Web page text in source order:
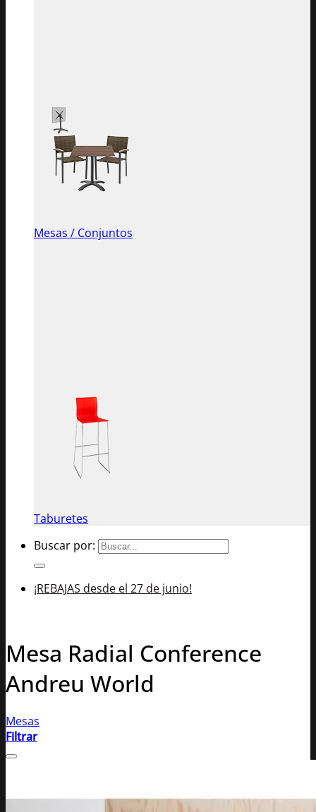
Mesas / Conjuntos
Taburetes
Buscar por:
¡REBAJAS desde el 27 de junio!
Mesa Radial Conference
Andreu World
Mesas
Filtrar